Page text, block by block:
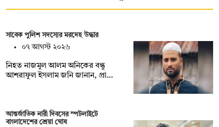
সাবেক পুলিশ সদস্যের মরদেহ উদ্ধার
০৭ আগস্ট ২০২৬
‎নিহত নাজমুল আলম অনিকের বন্ধু
আশরাফুল ইসলাম জনি জানান, প্রা…
আন্তর্জাতিক নারী দিবসের স্পটলাইটে
বাংলাদেশের শ্রেয়া ঘোষ